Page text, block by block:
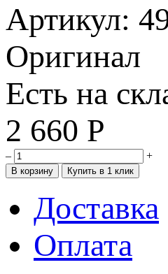
Артикул:
Оригинал
Есть на
2 660 Р
– +
Доставка
Оплата